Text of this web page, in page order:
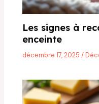
Les signes à
enceinte
décembre 17, 2025/